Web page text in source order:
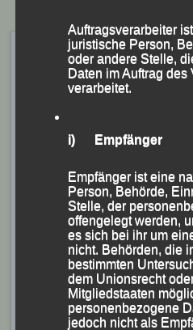
ALOHA-
17.12.2023
LG Passau „rockt“
Jonas Storch gewinnt
Frauen mit Anna Drexler,
Schachner Dreifachsieg!
Auftragsverarbeiter
juristische Person,
oder andere Stelle,
Daten im Auftrag des
verarbeitet.
i) Empfänger
Empfänger ist eine
Person, Behörde,
Stelle, der
offengelegt werden,
es sich bei ihr um
nicht. Behörden, die
bestimmten
dem Unionsrecht
Mitgliedstaaten
personenbezogene
jedoch nicht als